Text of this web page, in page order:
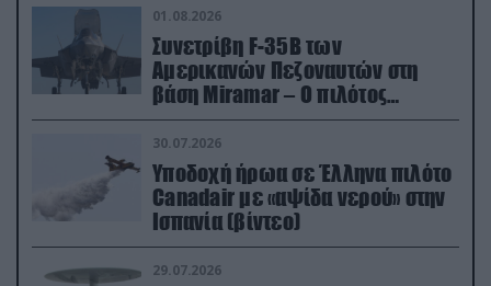
01.08.2026
Συνετρίβη F-35B των
Αμερικανών Πεζοναυτών στη
βάση Miramar – Ο πιλότος
εκτινάχθηκε εγκαίρως
30.07.2026
Υποδοχή ήρωα σε Έλληνα πιλότο
Canadair με «αψίδα νερού» στην
Ισπανία (βίντεο)
29.07.2026